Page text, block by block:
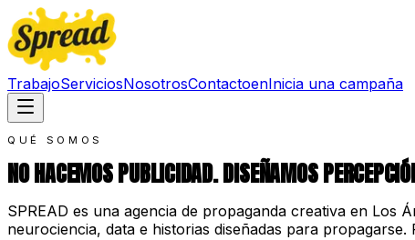
TrabajoServiciosNosotrosContactoenInicia una campaña
QUÉ SOMOS
NO HACEMOS PUBLICIDAD. DISEÑAMOS
SPREAD es una agencia de propaganda creativa en Los
neurociencia, data e historias diseñadas para